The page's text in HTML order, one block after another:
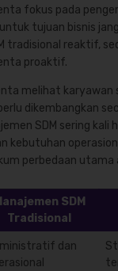
fokus pada
tujuan bisnis
tradisional reaktif,
proaktif.
melihat karyawan
dikembangkan
SDM sering kali
kebutuhan
perbedaan utama
SDM
Tradisional
dan